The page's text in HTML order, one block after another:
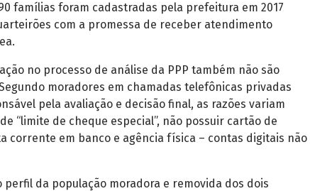
famílias foram cadastradas pela prefeitura em 2017
com a promessa de receber atendimento
no processo de análise da PPP também não são
moradores em chamadas telefônicas privadas
pela avaliação e decisão final, as razões variam
“limite de cheque especial”, não possuir cartão de
corrente em banco e agência física – contas digitais não
da população moradora e removida dos dois